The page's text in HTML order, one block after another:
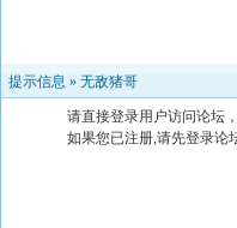
提示信息 » 无敌猪哥
请直接登录用户访问论坛
如果您已注册,请先登录论